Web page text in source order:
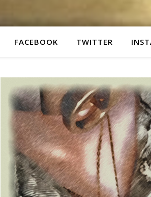
FACEBOOK TWITTER